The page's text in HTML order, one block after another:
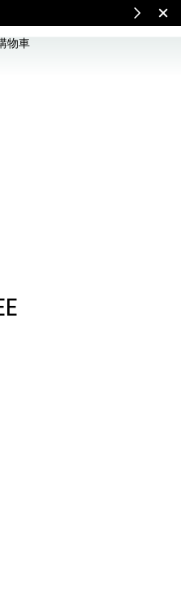
duties and taxes.「國際配
物車